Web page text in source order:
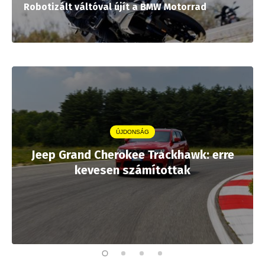
Robotizált váltóval újít a BMW Motorrad
ÚJDONSÁG
Jeep Grand Cherokee Trackhawk: erre
kevesen számítottak